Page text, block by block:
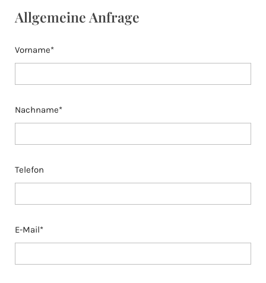
Allgemeine Anfrage
Vorname*
Nachname*
Telefon
E-Mail*